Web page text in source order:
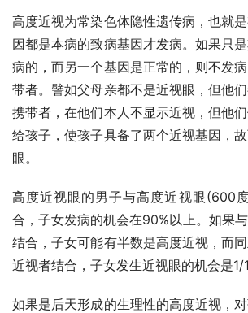
高度近视为常染色体隐性遗传病，也就
因都是本病的致病基因才发病。如果只
病的，而另一个基因是正常的，则不发
带者。譬如父母亲都不是近视眼，但他
携带者，在他们本人不显示近视，但他
给孩子，使孩子具备了两个近视基因，
眼。
高度近视眼的男子与高度近视眼(600
合，子女发病的机会在90%以上。如果
结合，子女可能有半数是高度近视，而
近视者结合，子女发生近视眼的机会是1/
如果是后天形成的生理性的高度近视，